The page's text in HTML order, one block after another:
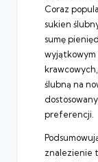
Coraz
sukien
sumę
wyjątkowym
ślubną na
preferencji.
znalezienie